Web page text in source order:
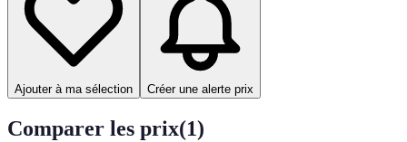
Ajouter à ma sélection Créer une alerte prix
Comparer les prix(1)